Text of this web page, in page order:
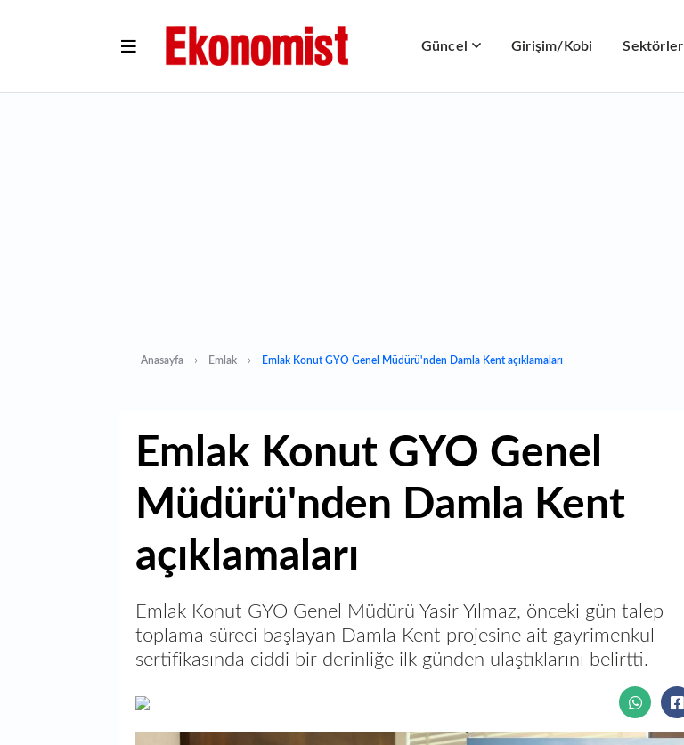
Güncel Girişim/Kobi Sektörler
Anasayfa Emlak Emlak Konut GYO Genel Müdürü'nden Damla Kent açıklamaları
Emlak Konut GYO Genel
Müdürü'nden Damla Kent
açıklamaları
Emlak Konut GYO Genel Müdürü Yasir Yılmaz, önceki gün talep
toplama süreci başlayan Damla Kent projesine ait gayrimenkul
sertifikasında ciddi bir derinliğe ilk günden ulaştıklarını belirtti.